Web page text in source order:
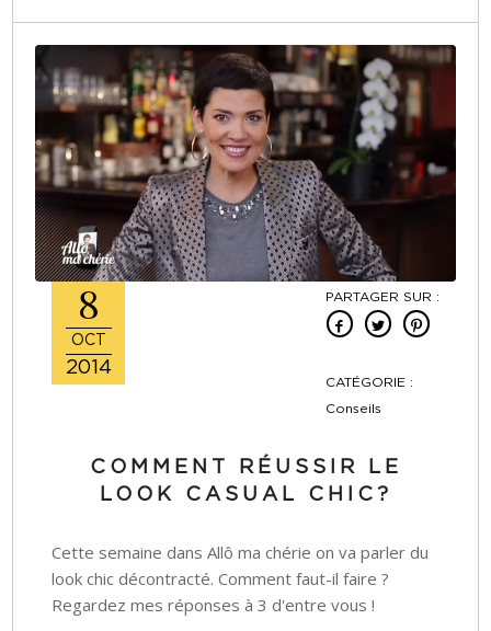
8
OCT
2014
PARTAGER SUR :
CATÉGORIE :
Conseils
COMMENT RÉUSSIR LE
LOOK CASUAL CHIC?
Cette semaine dans Allô ma chérie on va parler du
look chic décontracté. Comment faut-il faire ?
Regardez mes réponses à 3 d'entre vous !